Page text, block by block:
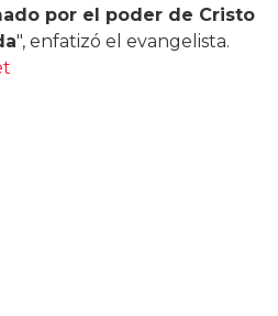
por el poder de Cristo
", enfatizó el evangelista.